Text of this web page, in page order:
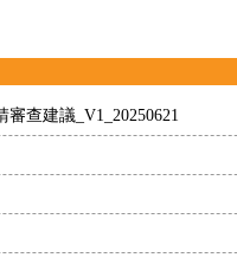
查建議_V1_20250621